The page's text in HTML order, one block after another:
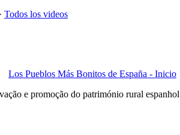
· Todos los videos
Los Pueblos Más Bonitos de España - Inicio
e promoção do património rural